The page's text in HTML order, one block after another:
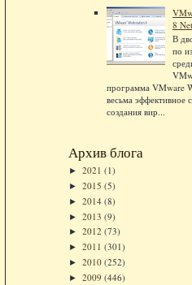
8
В
по
программа VMware
весьма эффективное
создания вир...
Архив блога
► 2021 (1)
► 2015 (5)
► 2014 (8)
► 2013 (9)
► 2012 (73)
► 2011 (301)
► 2010 (252)
► 2009 (446)